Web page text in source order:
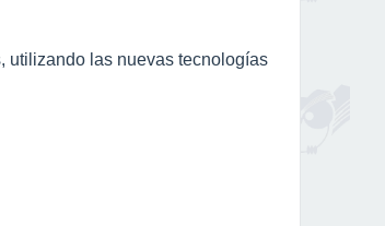
utilizando las nuevas tecnologías